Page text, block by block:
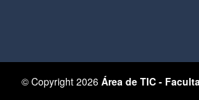
© Copyright 2026 Área de TIC -